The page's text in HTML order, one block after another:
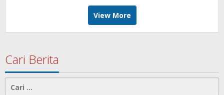
View More
Cari Berita
Cari